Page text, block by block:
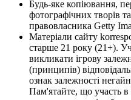
Будь-яке копіювання,
фотографічних творів
правовласника Getty
Матеріали сайту
старше 21 року (21+).
викликати ігрову
(принципів)
ознак залежності
Пам'ятайте, що участь в